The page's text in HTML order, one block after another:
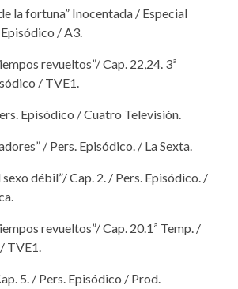
la fortuna” Inocentada / Especial
/ A3.
revueltos”/ Cap. 22,24. 3ª
/ TVE1.
Episódico / Cuatro Televisión.
/ Pers. Episódico. / La Sexta.
débil”/ Cap. 2. / Pers. Episódico. /
revueltos”/ Cap. 20.1ª Temp. /
TVE1.
5. / Pers. Episódico / Prod.